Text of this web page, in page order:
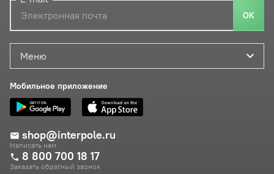
Меню
Мобильное приложение
shop@interpole.ru
Написать нам
8 800 700 18 17
Заказать обратный звонок
ОК